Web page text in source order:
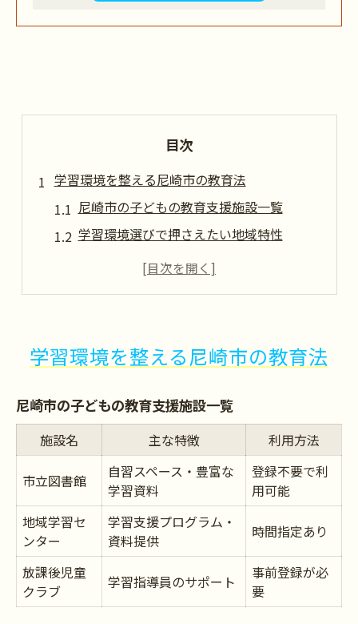
目次
学習環境を整える尼崎市の教育法
尼崎市の子どもの教育支援施設一覧
学習環境選びで押さえたい地域特性
子どもの教育向上に効果的な家庭習慣
宿題時間を充実させる方法を尼崎市で探る
宿題サポートに役立つ尼崎市の施設比較
家庭での宿題習慣づくりのコツ
忙しい家庭でもできる学習時間確保術
宿題が苦手な子どもの教育サポート術
宿題時間を楽しくする工夫とヒント
子どもの教育を支える地域の取り組み
地域で行われる子どもの教育支援活動一覧
教育イベントがもたらす学びの広がり
子どもの教育を地域で支える仕組み
学習環境を整える尼崎市の教育法
尼崎市の子どもの教育支援施設一覧
施設名 主な特徴 利用方法
市立図書館
自習スペース・豊富な
学習資料
登録不要で利
用可能
地域学習セ
ンター
学習支援プログラム・
資料提供
時間指定あり
放課後児童
クラブ
学習指導員のサポート
事前登録が必
要